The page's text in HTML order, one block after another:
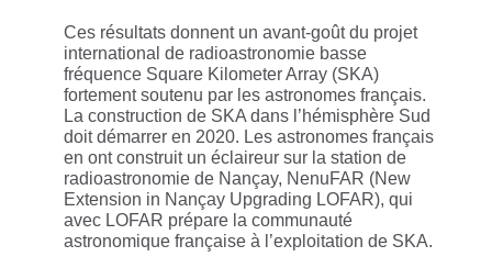
Ces résultats donnent un avant-goût du projet
international de radioastronomie basse
fréquence Square Kilometer Array (SKA)
fortement soutenu par les astronomes français.
La construction de SKA dans l’hémisphère Sud
doit démarrer en 2020. Les astronomes français
en ont construit un éclaireur sur la station de
radioastronomie de Nançay, NenuFAR (New
Extension in Nançay Upgrading LOFAR), qui
avec LOFAR prépare la communauté
astronomique française à l’exploitation de SKA.